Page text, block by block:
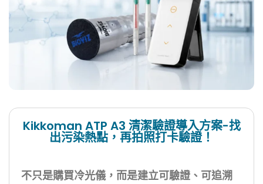
Kikkoman ATP A3 清潔驗證導入方案-找
出污染熱點，再拍照打卡驗證！
不只是購買冷光儀，而是建立可驗證、可追溯